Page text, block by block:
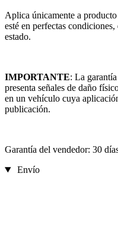
Aplica únicamente a
esté en perfectas
estado.
IMPORTANTE: La
presenta señales de daño
en un vehículo cuya
publicación.
Garantía del vendedor: 30
Envío